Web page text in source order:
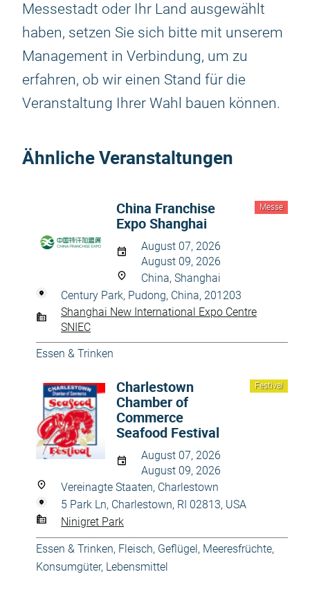
Messestadt oder Ihr Land ausgewählt
haben, setzen Sie sich bitte mit unserem
Management in Verbindung, um zu
erfahren, ob wir einen Stand für die
Veranstaltung Ihrer Wahl bauen können.
Ähnliche Veranstaltungen
Messe
China Franchise
Expo Shanghai
August 07, 2026
August 09, 2026
China, Shanghai
Century Park, Pudong, China, 201203
Shanghai New International Expo Centre
SNIEC
Essen & Trinken
Festival
Charlestown
Chamber of
Commerce
Seafood Festival
August 07, 2026
August 09, 2026
Vereinagte Staaten, Charlestown
5 Park Ln, Charlestown, RI 02813, USA
Ninigret Park
Essen & Trinken, Fleisch, Geflügel, Meeresfrüchte,
Konsumgüter, Lebensmittel